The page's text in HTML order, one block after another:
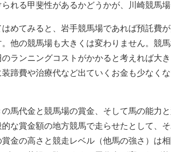
れる甲斐性があるかどうかが、川崎競馬
めてみると、岩手競馬場であれば預託費
他の競馬場も大きくは変わりません。競
ランニングコストがかかると考えれば大
蹄費や治療代など出ていくお金も少なく
馬代金と競馬場の賞金、そして馬の能力
な賞金額の地方競馬で走らせたとして、
金の高さと競走レベル（他馬の強さ）は